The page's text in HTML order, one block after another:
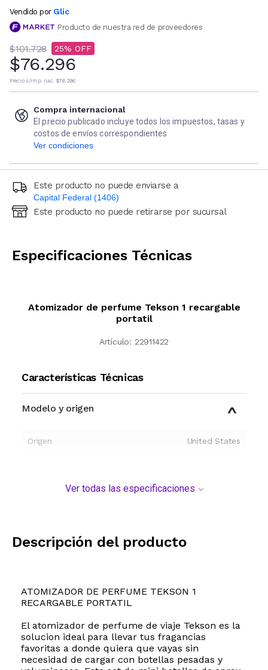
Vendido por Glic
Producto de nuestra red de proveedores
$101.728 25
$76.296
Precio s/imp. nac. $76.296
Compra internacional
El precio publicado incluye todos los impuestos, tasas y
costos de envíos correspondientes
Ver condiciones
Este producto no puede enviarse a
Capital Federal (1406)
Ingresá código postal (sólo números)
Este producto no puede retirarse por sucursal
Especificaciones Técnicas
Atomizador de perfume Tekson 1 recargable
portatil
Artículo: 22911422
Características Técnicas
Modelo y origen
Origen United States
Ver todas las especificaciones
Descripción del producto
ATOMIZADOR DE PERFUME TEKSON 1
RECARGABLE PORTATIL
El atomizador de perfume de viaje Tekson es la
solucion ideal para llevar tus fragancias
favoritas a donde quiera que vayas sin
necesidad de cargar con botellas pesadas y